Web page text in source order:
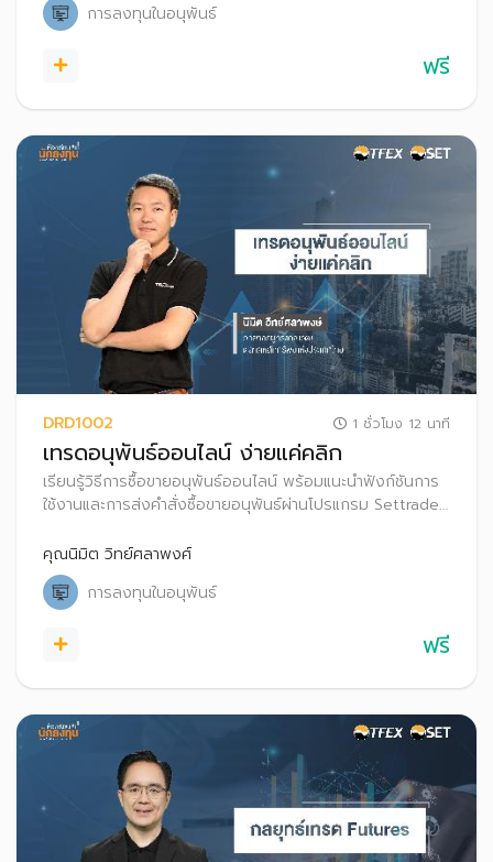
การลงทุนในอนุพันธ์
ฟรี
DRD1002 1 ชั่วโมง 12 นาที
เทรดอนุพันธ์ออนไลน์ ง่ายแค่คลิก
เรียนรู้วิธีการซื้อขายอนุพันธ์ออนไลน์ พร้อมแนะนำฟังก์ชันการ
ใช้งานและการส่งคำสั่งซื้อขายอนุพันธ์ผ่านโปรแกรม Settrade
คุณนิมิต วิทย์ศลาพงศ์
การลงทุนในอนุพันธ์
ฟรี